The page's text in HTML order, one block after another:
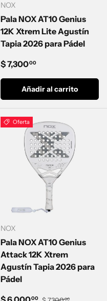
NOX
Pala NOX AT10 Genius
12K Xtrem Lite Agustín
Tapia 2026 para Pádel
Precio normal
$ 7,30000
Añadir al carrito
Oferta
NOX
Pala NOX AT10 Genius
Attack 12K Xtrem
Agustín Tapia 2026 para
Pádel
00 Precio normal
00